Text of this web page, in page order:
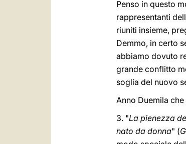
Penso in questo
rappresentanti
riuniti insieme,
Demmo, in certo
abbiamo dovuto
grande conflitto
soglia del nuovo
Anno Duemila
3. "La pienezza
nato da donna" (